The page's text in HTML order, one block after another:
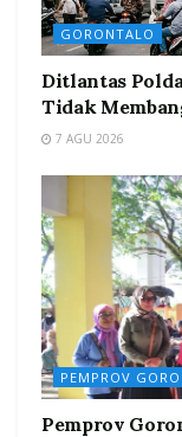
GORONTALO
Ditlantas
Tidak
7 AGU 2026
PEMPROV
Pemprov